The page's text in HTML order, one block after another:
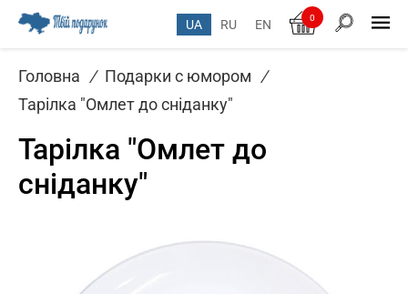
UA RU EN 0
Головна / Подарки с юмором /
Тарілка "Омлет до сніданку"
Тарілка "Омлет до
сніданку"